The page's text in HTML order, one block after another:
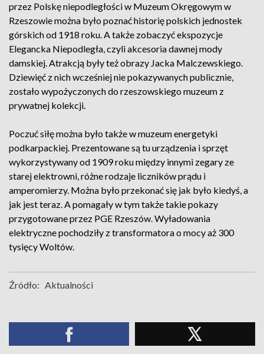
przez Polskę niepodległości w Muzeum Okręgowym w
Rzeszowie można było poznać historię polskich jednostek
górskich od 1918 roku. A także zobaczyć ekspozycje
Elegancka Niepodległa, czyli akcesoria dawnej mody
damskiej. Atrakcją były też obrazy Jacka Malczewskiego.
Dziewięć z nich wcześniej nie pokazywanych publicznie,
zostało wypożyczonych do rzeszowskiego muzeum z
prywatnej kolekcji.
Poczuć siłę można było także w muzeum energetyki
podkarpackiej. Prezentowane są tu urządzenia i sprzęt
wykorzystywany od 1909 roku między innymi zegary ze
starej elektrowni, różne rodzaje liczników prądu i
amperomierzy. Można było przekonać się jak było kiedyś, a
jak jest teraz. A pomagały w tym także takie pokazy
przygotowane przez PGE Rzeszów. Wyładowania
elektryczne pochodziły z transformatora o mocy aż 300
tysięcy Woltów.
Źródło: Aktualności